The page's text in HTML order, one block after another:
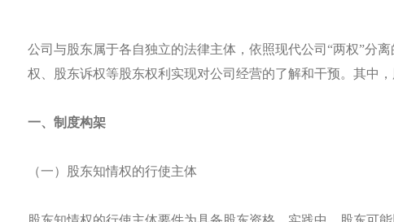
公司与股东属于各自独立的法律主体，依照现代公司“两权”分
权、股东诉权等股东权利实现对公司经营的了解和干预。其中
一、制度构架
（一）股东知情权的行使主体